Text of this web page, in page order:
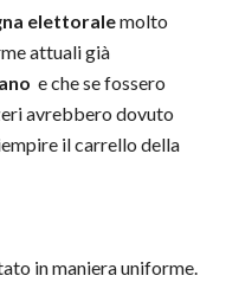
elettoralemolto
attuali già
e che se fossero
avrebbero dovuto
il carrello della
in maniera uniforme.